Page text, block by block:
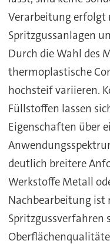
Verarbeitung erfolgt
Spritzgussanlagen
Durch die Wahl des
thermoplastische
hochsteif variieren.
Füllstoffen lassen
Eigenschaften über
deutlich breitere
Werkstoffe Metall
Nachbearbeitung
Spritzgussverfahren